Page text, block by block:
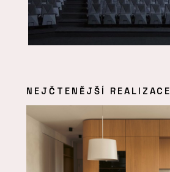
NEJČTENĚJŠÍ REALIZACE